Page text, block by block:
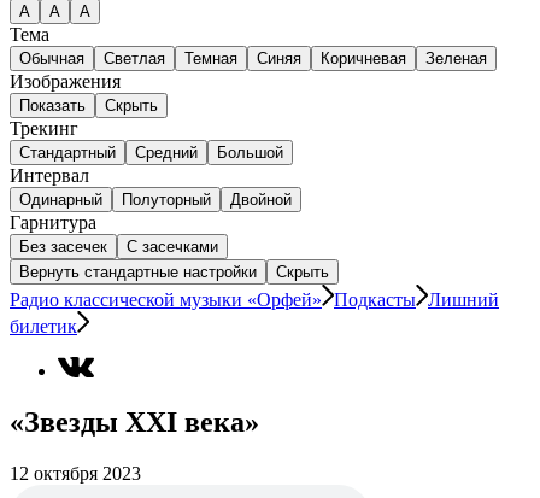
А A A
Тема
Обычная Светлая Темная Синяя Коричневая Зеленая
Изображения
Показать Скрыть
Трекинг
Стандартный Средний Большой
Интервал
Одинарный Полуторный Двойной
Гарнитура
Без засечек
С засечками
Вернуть стандартные настройки
Скрыть
Радио классической музыки «Орфей» Подкасты Лишний
билетик
«Звезды ХХI века»
12 октября 2023